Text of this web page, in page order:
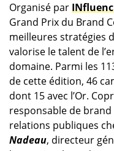
Organisé par
Grand Prix du Brand
meilleures stratégies
valorise le talent de
domaine. Parmi les
de cette édition, 46
dont 15 avec l’Or.
responsable de
relations publiques
Nadeau, directeur